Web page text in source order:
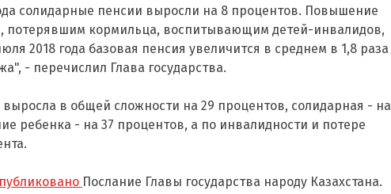
солидарные пенсии выросли на 8 процентов. Повышение
потерявшим кормильца, воспитывающим детей-инвалидов,
2018 года базовая пенсия увеличится в среднем в 1,8 раза
- перечислил Глава государства.
в общей сложности на 29 процентов, солидарная - на
ребенка - на 37 процентов, а по инвалидности и потере
Послание Главы государства народу Казахстана.